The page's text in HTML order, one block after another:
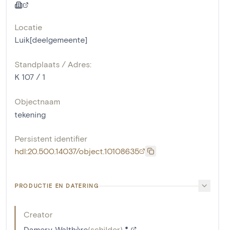
Locatie
Luik[deelgemeente]
Standplaats / Adres:
K 107 / 1
Objectnaam
tekening
Persistent identifier
hdl:20.500.14037/object.10108635
PRODUCTIE EN DATERING
Creator